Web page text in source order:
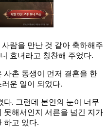
람을 만난 것 같아 축하해주
효녀라고 칭찬해 주었다.
사촌 동생이 먼저 결혼을 한
운 일이 되었다.
다. 그런데 본인의 눈이 너무
못해서인지 서른을 넘긴 지가
하고 있다.